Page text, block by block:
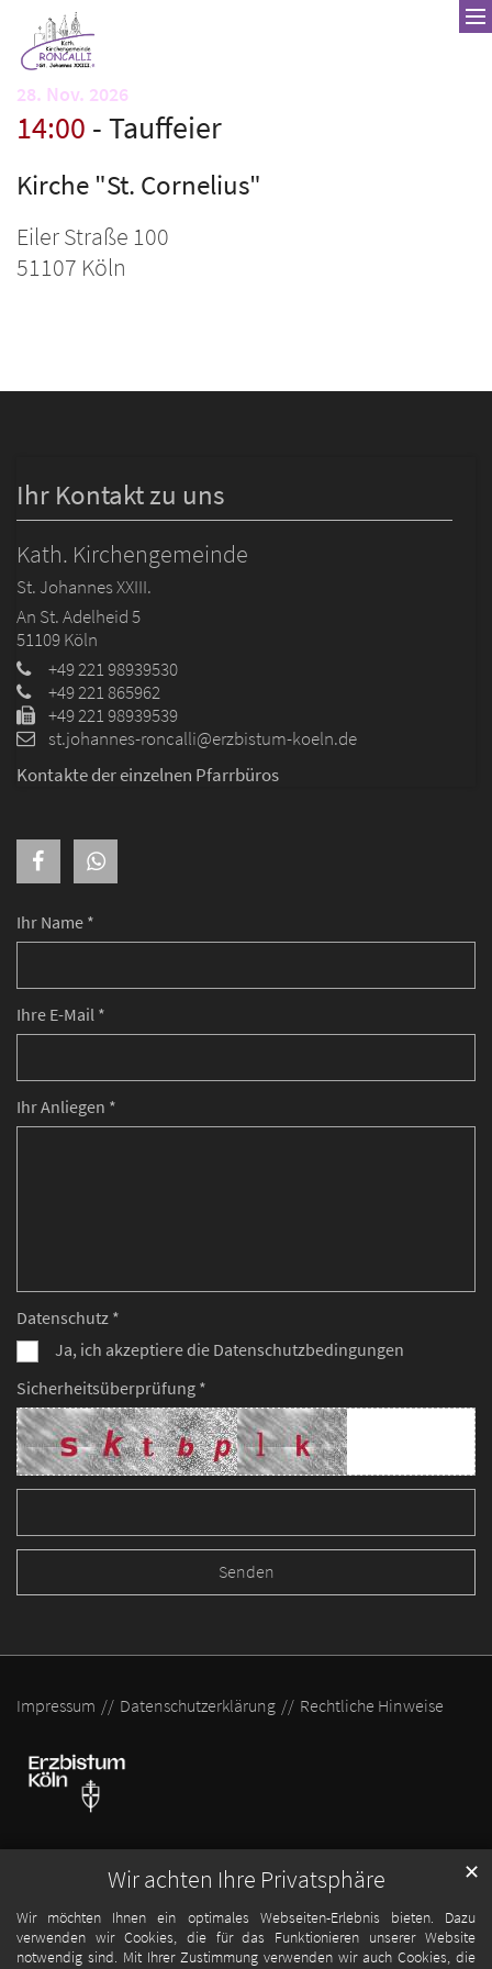
Wir achten Ihre Privatsphäre
Wir möchten Ihnen ein optimales Webseiten-Erlebnis bieten. Dazu
verwenden wir Cookies, die für das Funktionieren unserer Website
notwendig sind. Mit Ihrer Zustimmung verwenden wir auch Cookies, die
✕
Zum Inhalt springen
28. Nov. 2026
14:00 Tauffeier
Kirche "St. Cornelius"
Eiler Straße 100
51107 Köln
Ihr Name *
Ihre E-Mail *
Ihr Anliegen *
Datenschutz *
Ja, ich akzeptiere die Datenschutzbedingungen
Sicherheitsüberprüfung *
Ihr Kontakt zu uns
Kath. Kirchengemeinde
St. Johannes XXIII.
An St. Adelheid 5
51109Köln
+49 221 98939530
+49 221 865962
+49 221 98939539
st.johannes-roncalli@erzbistum-koeln.de
Kontakte der einzelnen Pfarrbüros
Impressum Datenschutzerklärung Rechtliche Hinweise